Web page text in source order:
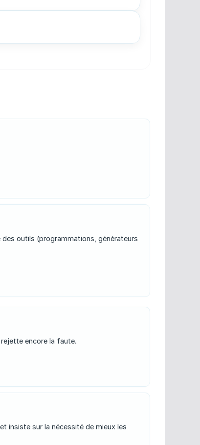
outils (programmations, générateurs
encore la faute.
insiste sur la nécessité de mieux les